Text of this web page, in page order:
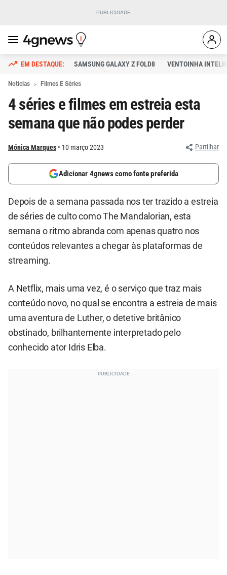
SAMSUNG GALAXY Z FOLD8 VENTOINHA
Notícias Filmes E Séries
4 séries e filmes em estreia esta
semana que não podes perder
Mónica Marques 10 março 2023 Partilhar
Adicionar 4gnews como fonte preferida
Depois de a semana passada nos ter trazido a estreia
de séries de culto como The Mandalorian, esta
semana o ritmo abranda com apenas quatro nos
conteúdos relevantes a chegar às plataformas de
streaming.
A Netflix, mais uma vez, é o serviço que traz mais
conteúdo novo, no qual se encontra a estreia de mais
uma aventura de Luther, o detetive britânico
obstinado, brilhantemente interpretado pelo
conhecido ator Idris Elba.